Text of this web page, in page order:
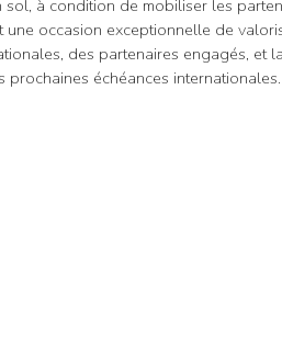
à condition de mobiliser les
une occasion exceptionnelle de
des partenaires engagés, et
échéances